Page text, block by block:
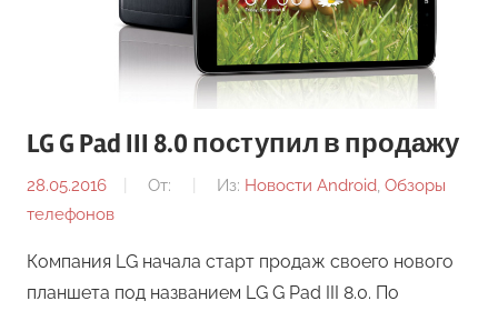
LG G Pad III 8.0 поступил в продажу
28.05.2016 От: Из: Новости Android Обзоры
телефонов
Компания LG начала старт продаж своего нового
планшета под названием LG G Pad III 8.0. По